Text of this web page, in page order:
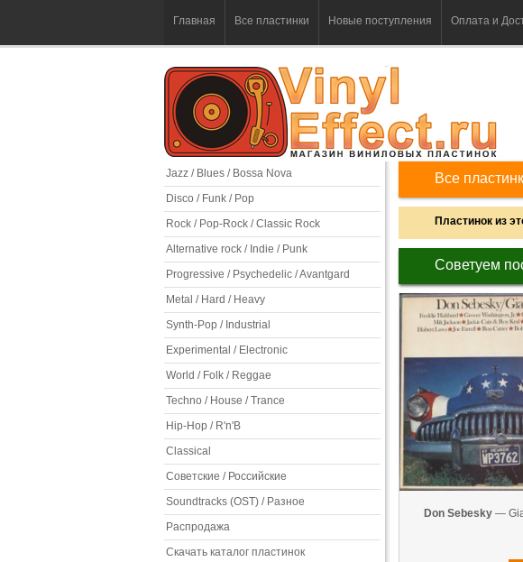
Главная Все пластинки Новые поступления Оплата и
Jazz / Blues / Bossa Nova
Disco / Funk / Pop
Rock / Pop-Rock / Classic Rock
Alternative rock / Indie / Punk
Progressive / Psychedelic / Avantgard
Metal / Hard / Heavy
Synth-Pop / Industrial
Experimental / Electronic
World / Folk / Reggae
Techno / House / Trance
Hip-Hop / R'n'B
Classical
Советские / Российские
Soundtracks (OST) / Разное
Распродажа
Скачать каталог пластинок
Все
Пластинок из
Советуем
Don Sebesky—